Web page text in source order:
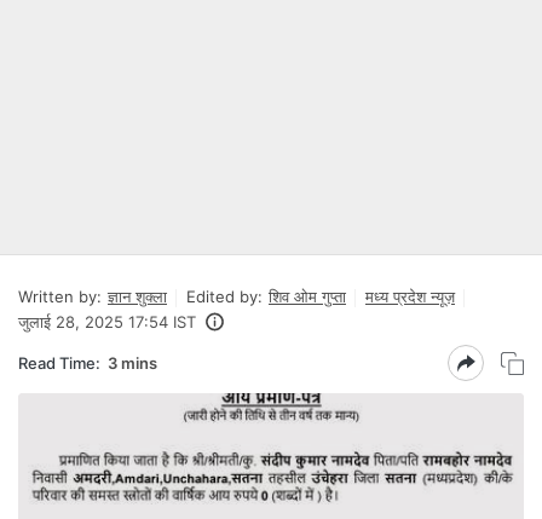
Written by: ज्ञान शुक्ला Edited by: शिव ओम गुप्ता
मध्य प्रदेश न्यूज़
जुलाई 28, 2025 17:54 IST
Read Time: 3 mins